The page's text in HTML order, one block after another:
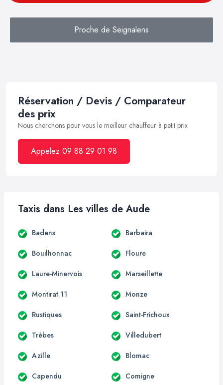
Proche de Seignalens
Réservation / Devis / Comparateur
des prix
Nous cherchons pour vous le meilleur chauffeur à petit prix
Appelez 09 88 29 01 98
Taxis dans Les villes de Aude
Badens Barbaira
Bouilhonnac Floure
Laure-Minervois Marseillette
Montirat 11 Monze
Rustiques Saint-Frichoux
Trèbes Villedubert
Azille Blomac
Capendu Comigne